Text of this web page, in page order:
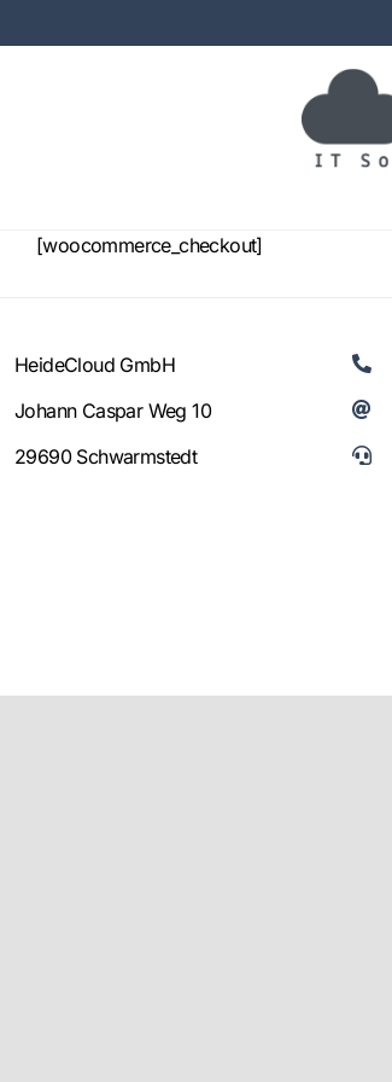
Inhalt
[woocommerce_checkout]
HeideCloud GmbH
Johann Caspar Weg 10
29690 Schwarmstedt